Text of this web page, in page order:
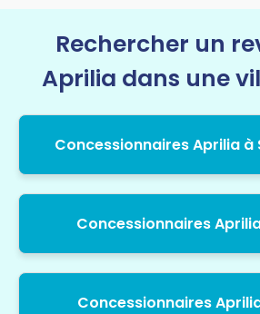
Rechercher un
Aprilia dans une
Concessionnaires Aprilia à
Concessionnaires
Concessionnaires